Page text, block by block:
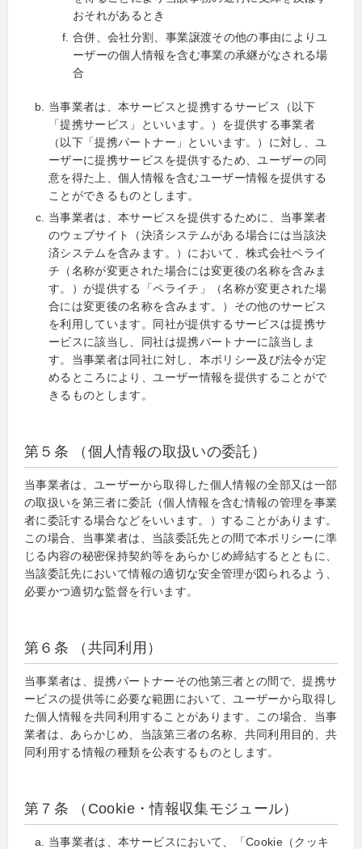
おそれがあるとき
合併、会社分割、事業譲渡その他の事由によりユ
ーザーの個人情報を含む事業の承継がなされる場
合
当事業者は、本サービスと提携するサービス（以下
「提携サービス」といいます。）を提供する事業者
（以下「提携パートナー」といいます。）に対し、ユ
ーザーに提携サービスを提供するため、ユーザーの同
意を得た上、個人情報を含むユーザー情報を提供する
ことができるものとします。
当事業者は、本サービスを提供するために、当事業者
のウェブサイト（決済システムがある場合には当該決
済システムを含みます。）において、株式会社ペライ
チ（名称が変更された場合には変更後の名称を含みま
す。）が提供する「ペライチ」（名称が変更された場
合には変更後の名称を含みます。）その他のサービス
を利用しています。同社が提供するサービスは提携サ
ービスに該当し、同社は提携パートナーに該当しま
す。当事業者は同社に対し、本ポリシー及び法令が定
めるところにより、ユーザー情報を提供することがで
きるものとします。
第５条 （個人情報の取扱いの委託）
当事業者は、ユーザーから取得した個人情報の全部又は一部
の取扱いを第三者に委託（個人情報を含む情報の管理を事業
者に委託する場合などをいいます。）することがあります。
この場合、当事業者は、当該委託先との間で本ポリシーに準
じる内容の秘密保持契約等をあらかじめ締結するとともに、
当該委託先において情報の適切な安全管理が図られるよう、
必要かつ適切な監督を行います。
第６条 （共同利用）
当事業者は、提携パートナーその他第三者との間で、提携サ
ービスの提供等に必要な範囲において、ユーザーから取得し
た個人情報を共同利用することがあります。この場合、当事
業者は、あらかじめ、当該第三者の名称、共同利用目的、共
同利用する情報の種類を公表するものとします。
第７条 （Cookie・情報収集モジュール）
当事業者は、本サービスにおいて、「Cookie（クッキ